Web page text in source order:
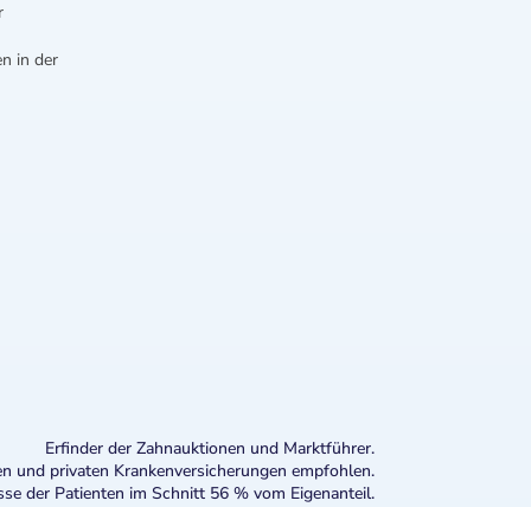
in der
Erfinder der Zahnauktionen und Marktführer.
und privaten Krankenversicherungen empfohlen.
der Patienten im Schnitt 56 % vom Eigenanteil.